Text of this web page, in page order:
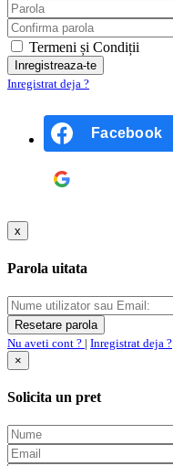
Termeni și Condiții
Inregistrat deja ?
Facebook
x
Parola uitata
Nu aveti cont ? | Inregistrat deja ?
×
Solicita un pret